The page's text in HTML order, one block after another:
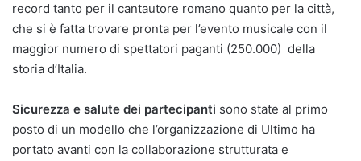
record tanto per il cantautore romano quanto per la città,
che si è fatta trovare pronta per l’evento musicale con il
maggior numero di spettatori paganti (250.000) della
storia d’Italia.
Sicurezza e salute dei partecipanti sono state al primo
posto di un modello che l’organizzazione di Ultimo ha
portato avanti con la collaborazione strutturata e